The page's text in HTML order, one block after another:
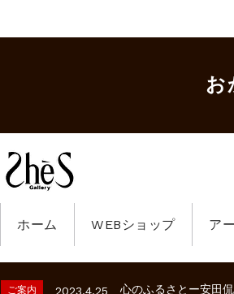
お
ホーム WEBショップ ア
ギャラリーシーズ「
ご案内